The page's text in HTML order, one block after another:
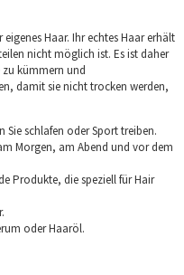
Haar. Ihr echtes Haar erhält
nicht möglich ist. Es ist daher
kümmern und
damit sie nicht trocken werden,
Sie schlafen oder Sport treiben.
Morgen, am Abend und vor dem
Produkte, die speziell für Hair
oder Haaröl.